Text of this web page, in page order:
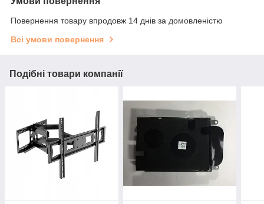
Повернення товару впродовж 14 днів за домовленістю
Всі умови повернення
Подібні товари компанії